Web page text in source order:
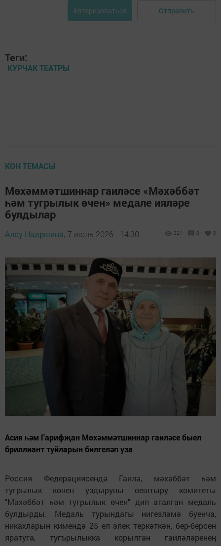
Авторизоваться Отправить
Теги:
КУРЧАК ТЕАТРЫ
КӨН ТЕМАСЫ
Мөхәммәтшиннар гаиләсе «Мәхәббәт
һәм тугрылык өчен» медале ияләре
булдылар
Алсу Надршина, 7 июль 2026 - 14:30 321 0 0
Асия һәм Гарифҗан Мөхәммәтшиннар гаиләсе быел
бриллиант туйларын билгеләп уза
Россия Федерациясендә Гаилә, мәхәббәт һәм
тугрылык көнен уздыруны оештыру комитеты
"Мәхәббәт һәм тугрылык өчен" дип аталган медаль
булдырды. Медаль турындагы нигезләмә буенча,
никахларын кимендә 25 ел элек теркәткән, бер-берсен
яратуга, тугърылыкка корылган гаиләләренең